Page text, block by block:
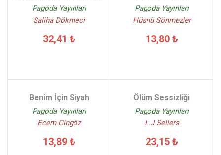
Pagoda Yayınları
Saliha Dökmeci
32,41 ₺
Pagoda Yayınları
Hüsnü Sönmezler
13,80 ₺
Benim İçin Siyah
Pagoda Yayınları
Ecem Cingöz
13,89 ₺
Ölüm Sessizliği
Pagoda Yayınları
L.J Sellers
23,15 ₺